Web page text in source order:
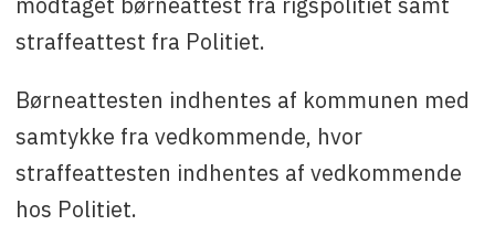
straffeattest fra Politiet.
Børneattesten indhentes af kommunen med
samtykke fra vedkommende, hvor
straffeattesten indhentes af vedkommende
hos Politiet.